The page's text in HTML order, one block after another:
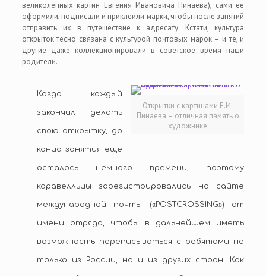
великолепных картин Евгения Ивановича Пинаева), сами её
оформили, подписали и приклеили марки, чтобы после занятий
отправить их в путешествие к адресату. Кстати, культура
открыток тесно связана с культурой почтовых марок – и те, и
другие даже коллекционировали в советское время наши
родители.
Открытки с картинами Е.И.
Пинаева – отличная память о
художнике
Когда каждый
закончил делать
свою открытку, до
конца занятия ещё
осталось немного времени, поэтому
каравелльцы зарегистрировались на сайте
международной почты («POSTCROSSING») от
имени отряда, чтобы в дальнейшем иметь
возможность переписываться с ребятами не
только из России, но и из других стран. Как